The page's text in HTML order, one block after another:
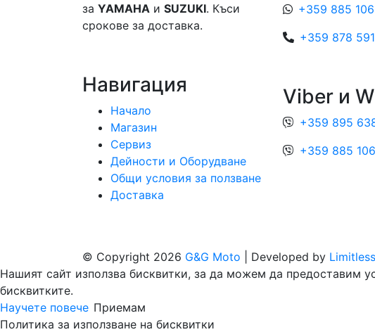
за YAMAHA и SUZUKI. Къси
срокове за доставка.
Навигация
Начало
Магазин
Сервиз
Дейности и Оборудване
Общи условия за ползване
Доставка
+359 885
+359 878
Viber и
+359 895
+359 885
© Copyright 2026 G&G Moto | Developed by
Нашият сайт използва бисквитки, за да можем да предоставим
бисквитките.
Научете повече Приемам
Политика за използване на бисквитки